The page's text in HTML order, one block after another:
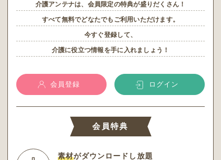
介護アンテナは、会員限定の特典が盛りだくさん！
すべて無料でどなたでもご利用いただけます。
今すぐ登録して、
介護に役立つ情報を手に入れましょう！
会員登録 ログイン
会員特典
素材がダウンロードし放題